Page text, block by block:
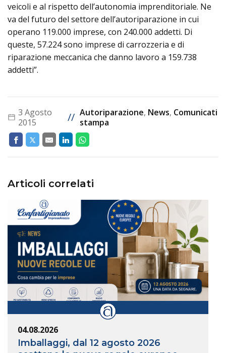
veicoli e al rispetto dell’autonomia imprenditoriale. Ne
va del futuro del settore dell’autoriparazione in cui
operano 119.000 imprese, con 240.000 addetti. Di
queste, 57.224 sono imprese di carrozzeria e di
riparazione meccanica che danno lavoro a 159.738
addetti”.
3 Agosto
2015
// Autoriparazione, News, Comunicati
stampa
Articoli correlati
04.08.2026
Imballaggi, dal 12 agosto 2026